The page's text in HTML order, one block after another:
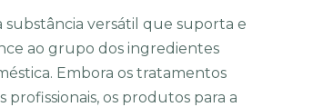
versátil que suporta e
ao grupo dos ingredientes
Embora os tratamentos
profissionais, os produtos para a